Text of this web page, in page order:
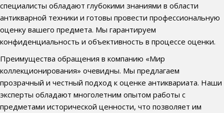
специалисты обладают глубокими знаниями в области
антикварной техники и готовы провести профессиональную
оценку вашего предмета. Мы гарантируем
конфиденциальность и объективность в процессе оценки.
Преимущества обращения в компанию «Мир
коллекционирования» очевидны. Мы предлагаем
прозрачный и честный подход к оценке антиквариата. Наши
эксперты обладают многолетним опытом работы с
предметами исторической ценности, что позволяет им